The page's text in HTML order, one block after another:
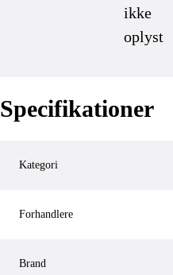
ikke
oplyst
Specifikationer
Kategori
Forhandlere
Brand